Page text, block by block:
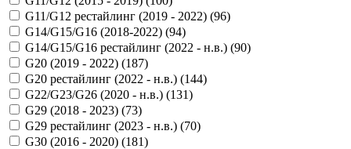
G11/G12 рестайлинг (2019 - 2022) (96)
G14/G15/G16 (2018-2022) (94)
G14/G15/G16 рестайлинг (2022 - н.в.) (90)
G20 (2019 - 2022) (187)
G20 рестайлинг (2022 - н.в.) (144)
G22/G23/G26 (2020 - н.в.) (131)
G29 (2018 - 2023) (73)
G29 рестайлинг (2023 - н.в.) (70)
G30 (2016 - 2020) (181)